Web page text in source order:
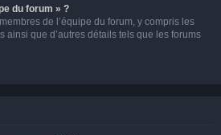
du forum » ?
de l’équipe du forum, y compris les
ainsi que d’autres détails tels que les forums